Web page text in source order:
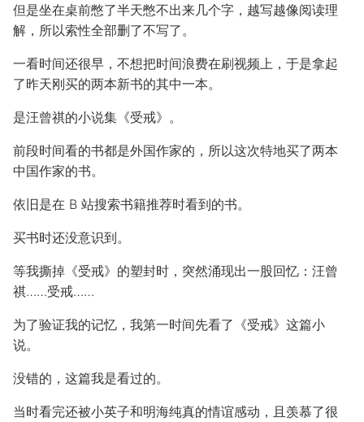
但是坐在桌前憋了半天憋不出来几个字，越写越像阅读理
解，所以索性全部删了不写了。
一看时间还很早，不想把时间浪费在刷视频上，于是拿起
了昨天刚买的两本新书的其中一本。
是汪曾祺的小说集《受戒》。
前段时间看的书都是外国作家的，所以这次特地买了两本
中国作家的书。
依旧是在 B 站搜索书籍推荐时看到的书。
买书时还没意识到。
等我撕掉《受戒》的塑封时，突然涌现出一股回忆：汪曾
祺……受戒……
为了验证我的记忆，我第一时间先看了《受戒》这篇小
说。
没错的，这篇我是看过的。
当时看完还被小英子和明海纯真的情谊感动，且羡慕了很